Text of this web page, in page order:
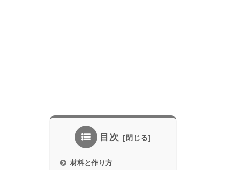
目次
材料と作り方